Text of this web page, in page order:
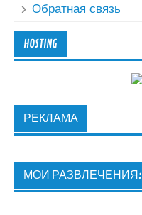
Обратная связь
HOSTING
РЕКЛАМА
МОИ РАЗВЛЕЧЕНИЯ: